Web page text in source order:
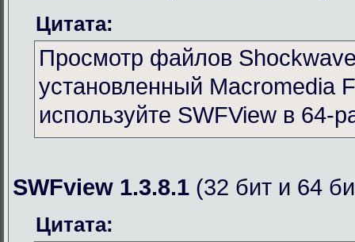
Цитата:
Просмотр файлов
установленный Macromedia
используйте SWFView в 64-
SWFview 1.3.8.1 (32 бит и 64
Цитата: